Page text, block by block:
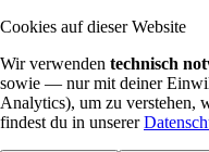
Cookies auf dieser Website
Wir verwenden technisch
sowie — nur mit deiner
Analytics), um zu verstehen,
findest du in unserer